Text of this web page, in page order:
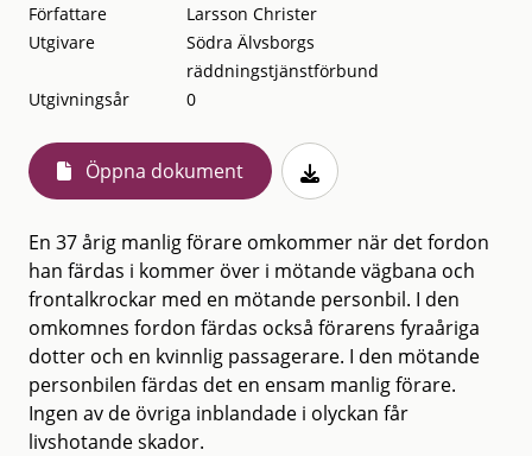
Författare
Larsson Christer
Utgivare
Södra Älvsborgs
räddningstjänstförbund
Utgivningsår
0
Öppna dokument
En 37 årig manlig förare omkommer när det fordon
han färdas i kommer över i mötande vägbana och
frontalkrockar med en mötande personbil. I den
omkomnes fordon färdas också förarens fyraåriga
dotter och en kvinnlig passagerare. I den mötande
personbilen färdas det en ensam manlig förare.
Ingen av de övriga inblandade i olyckan får
livshotande skador.